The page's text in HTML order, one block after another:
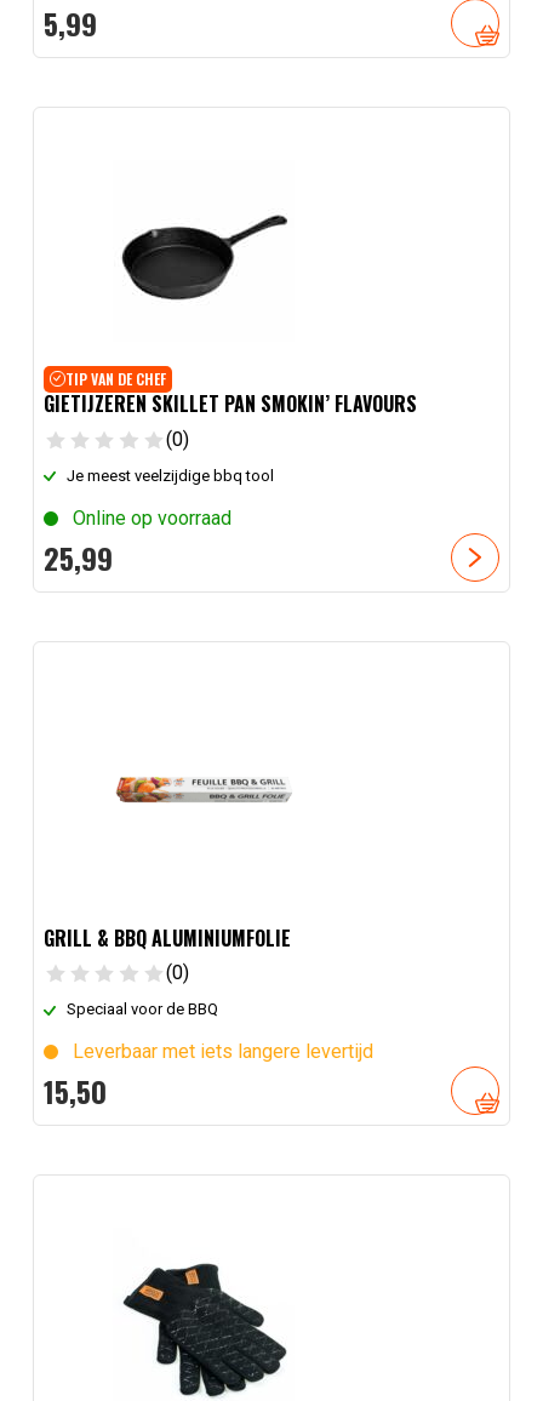
5,99
TIP VAN DE CHEF
GIETIJZEREN SKILLET PAN SMOKIN’ FLAVOURS
(0)
Je meest veelzijdige bbq tool
Online op voorraad
25,99
GRILL & BBQ ALUMINIUMFOLIE
(0)
Speciaal voor de BBQ
Leverbaar met iets langere levertijd
15,50